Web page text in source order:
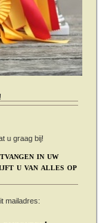
u graag bij!
in uw
u van alles op
mailadres: